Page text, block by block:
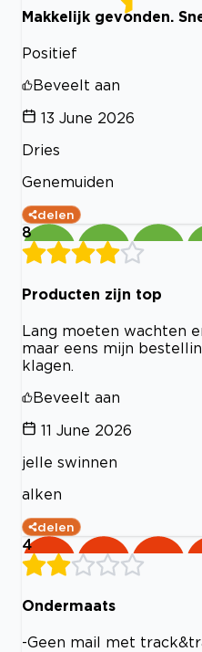
Makkelijk gevonden.
Positief
Beveelt aan
13 June 2026
Dries
Genemuiden
delen
8
Producten zijn top
Lang moeten wachten
maar eens mijn
klagen.
Beveelt aan
11 June 2026
jelle swinnen
alken
delen
4
Ondermaats
-Geen mail met